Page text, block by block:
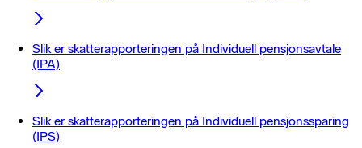
Slik er skatterapporteringen på Individuell pensjonsavtale
(IPA)
Slik er skatterapporteringen på Individuell pensjonssparing
(IPS)